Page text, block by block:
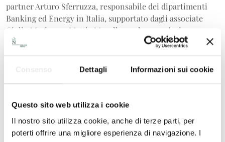
Dettagli Informazioni sui cookie
Questo sito web utilizza i cookie
Il nostro sito utilizza cookie, anche di terze parti, per
poterti offrire una migliore esperienza di navigazione. I
partner Arturo Sferruzza, responsabile dei dipartimenti
Banking ed Energy in Italia, supportato dagli associate
Giulio Mariano e Mattia Musella per la negoziazione e
finalizzazione della documentazione finanziaria, e dalla
senior associate Stefania Casini per i profili di diritto
amministrativo e dal counsel Andrea Isola per i profili
dal partner Giampiero Priori, co-head Corporate Finance,
affiancato dagli avvocati Silvia Ravagnani e Carolina
Magaglio e da Vittoria Panerai per gli aspetti finance. Il